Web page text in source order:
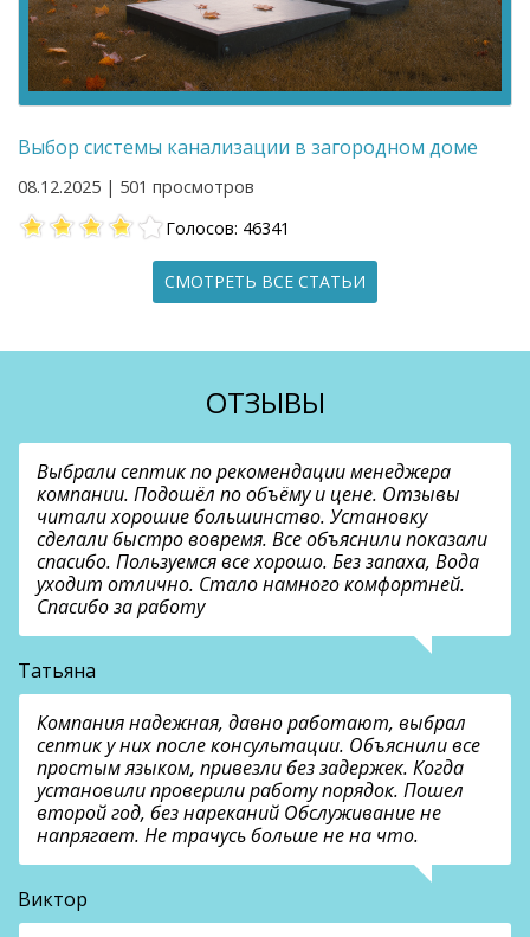
Выбор системы канализации в загородном доме
08.12.2025 | 501 просмотров
Голосов: 46341
СМОТРЕТЬ ВСЕ СТАТЬИ
ОТЗЫВЫ
Выбрали септик по рекомендации менеджера
компании. Подошёл по объёму и цене. Отзывы
читали хорошие большинство. Установку
сделали быстро вовремя. Все объяснили показали
спасибо. Пользуемся все хорошо. Без запаха, Вода
уходит отлично. Стало намного комфортней.
Спасибо за работу
Татьяна
Компания надежная, давно работают, выбрал
септик у них после консультации. Объяснили все
простым языком, привезли без задержек. Когда
установили проверили работу порядок. Пошел
второй год, без нареканий Обслуживание не
напрягает. Не трачусь больше не на что.
Виктор